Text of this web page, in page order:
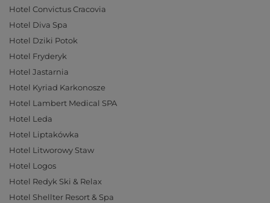
Hotel Convictus Cracovia
Hotel Diva Spa
Hotel Dziki Potok
Hotel Fryderyk
Hotel Jastarnia
Hotel Kyriad Karkonosze
Hotel Lambert Medical SPA
Hotel Leda
Hotel Liptakówka
Hotel Litworowy Staw
Hotel Logos
Hotel Redyk Ski & Relax
Hotel Shellter Resort & Spa